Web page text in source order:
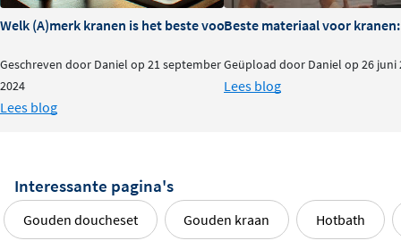
Welk (A)merk kranen is het beste voor je badkamer?
Geschreven door Daniel op 21 september
2024
Lees blog
Beste materiaal voor kranen:
Geüpload door Daniel op 26 juni
Lees blog
Interessante pagina's
Gouden doucheset Gouden kraan Hotbath